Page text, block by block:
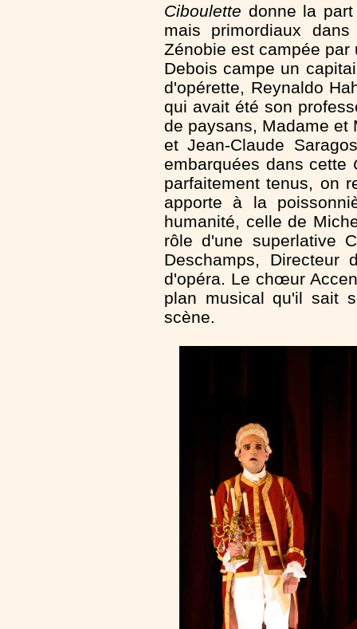
Ciboulette donne la
mais primordiaux
Zénobie est campée
Debois campe un
d'opérette, Reynaldo
qui avait été son
de paysans, Madame et
et Jean-Claude
embarquées dans cette
parfaitement tenus, on
apporte à la
humanité, celle de
rôle d'une superlative
Deschamps, Directeur
d'opéra. Le chœur
plan musical qu'il sait
scène.